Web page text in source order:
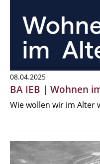
08.04.2025
BA IEB | Wohnen
Wie wollen wir im Alter